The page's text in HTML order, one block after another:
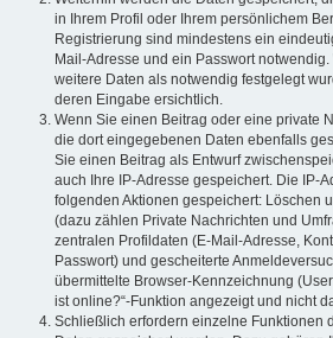
in Ihrem Profil oder Ihrem persönlichem
Registrierung sind mindestens ein
Mail-Adresse und ein Passwort
weitere Daten als notwendig festgelegt
deren Eingabe ersichtlich.
Wenn Sie einen Beitrag oder eine private
die dort eingegebenen Daten ebenfalls
Sie einen Beitrag als Entwurf
auch Ihre IP-Adresse gespeichert. Die IP-
folgenden Aktionen gespeichert: Löschen
(dazu zählen Private Nachrichten und
zentralen Profildaten (E-Mail-Adresse,
Passwort) und gescheiterte
übermittelte Browser-Kennzeichnung
ist online?“-Funktion angezeigt und nicht
Schließlich erfordern einzelne Funktionen